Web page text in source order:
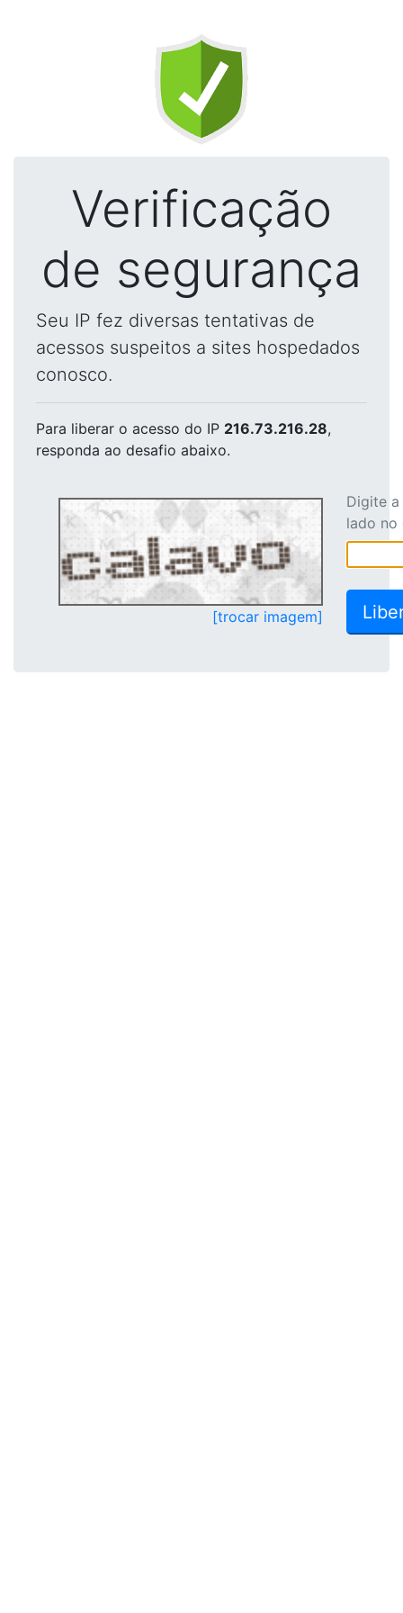
Verificação
de segurança
Seu IP fez diversas tentativas de
acessos suspeitos a sites hospedados
conosco.
Para liberar o acesso do IP 216.73.216.28,
responda ao desafio abaixo.
[trocar imagem]
Digite
lado no